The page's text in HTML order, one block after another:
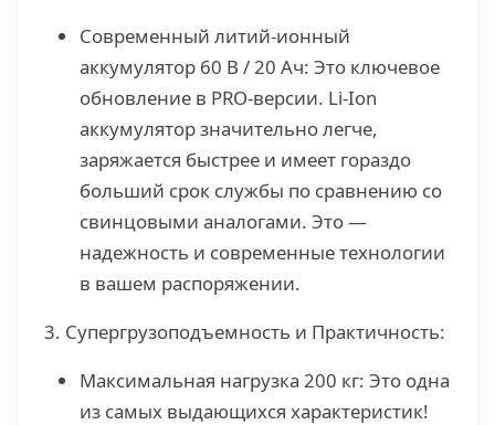
Современный литий-ионный
аккумулятор 60 В / 20 Ач: Это ключевое
обновление в PRO-версии. Li-Ion
аккумулятор значительно легче,
заряжается быстрее и имеет гораздо
больший срок службы по сравнению со
свинцовыми аналогами. Это —
надежность и современные технологии
в вашем распоряжении.
3. Супергрузоподъемность и Практичность:
Максимальная нагрузка 200 кг: Это одна
из самых выдающихся характеристик!